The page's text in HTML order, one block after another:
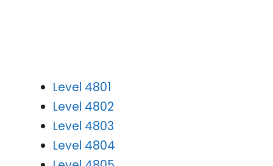
Level 4801
Level 4802
Level 4803
Level 4804